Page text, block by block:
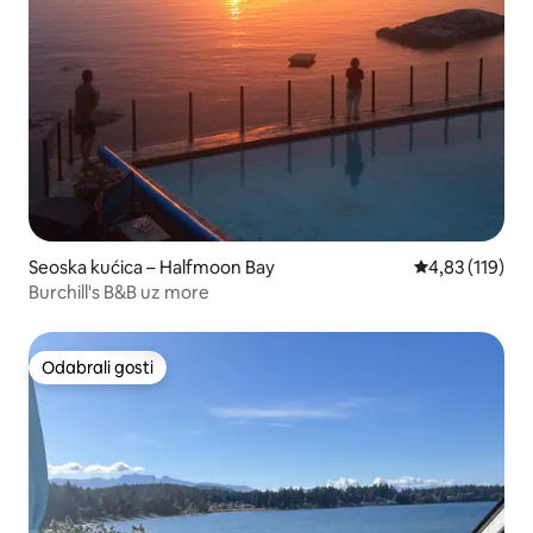
Seoska kućica – Halfmoon Bay Prosječna
4,83 (119)
Burchill's B&B uz more
Odabrali gosti
Odabrali gosti